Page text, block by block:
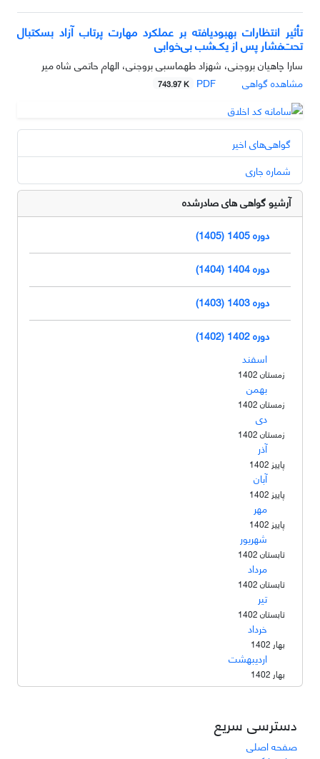
تأثیر انتظارات بهبودیافته بر عملکرد مهارت پرتاب آزاد بسکتبال
تحت‌فشار پس از یک‌شب بی‌خوابی
سارا چاهیان بروجنی، شهزاد طهماسبی بروجنی، الهام حاتمی شاه میر
مشاهده گواهی
PDF
743.97 K
گواهی‌های اخیر
شماره جاری
آرشیو گواهی های صادرشده
دوره 1405 (1405)
دوره 1404 (1404)
دوره 1403 (1403)
دوره 1402 (1402)
اسفند
زمستان 1402
بهمن
زمستان 1402
دی
زمستان 1402
آذر
پاییز 1402
آبان
پاییز 1402
مهر
پاییز 1402
شهریور
تابستان 1402
مرداد
تابستان 1402
تیر
تابستان 1402
خرداد
بهار 1402
اردیبهشت
بهار 1402
دسترسی سریع
صفحه اصلی